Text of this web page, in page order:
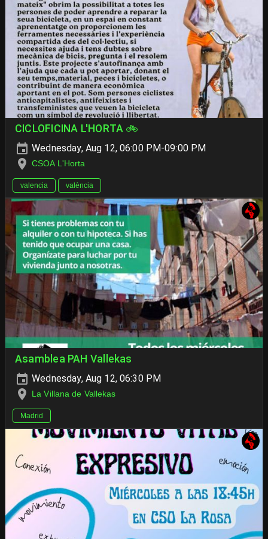
CICLOFICINA L'HORTA 🚲
Wednesday, Aug 12, 06:00 PM-09:00 PM
CSOA L'Horta
valencia valència
Asamblea PAH Vallekas
Wednesday, Aug 12, 06:30 PM
La Villana de Vallekas
Madrid